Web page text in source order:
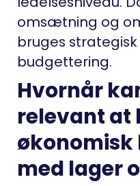
omsætning og
bruges
budgettering.
Hvornår
relevant at
med lager